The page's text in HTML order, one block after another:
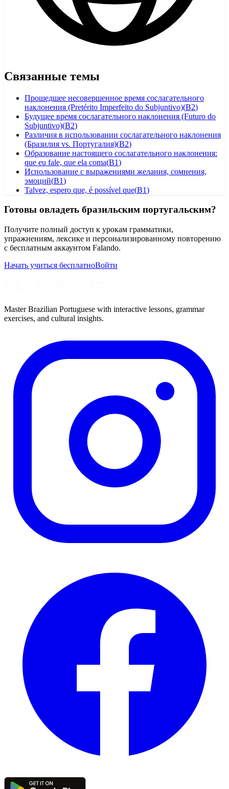
Связанные темы
Прошедшее несовершенное время сослагательного
наклонения (Pretérito Imperfeito do Subjuntivo)(B2)
Будущее время сослагательного наклонения (Futuro do
Subjuntivo)(B2)
Различия в использовании сослагательного наклонения
(Бразилия vs. Португалия)(B2)
Образование настоящего сослагательного наклонения:
que eu fale, que ela coma(B1)
Использование с выражениями желания, сомнения,
эмоций(B1)
Talvez, espero que, é possível que(B1)
Готовы овладеть бразильским португальским?
Получите полный доступ к урокам грамматики,
упражнениям, лексике и персонализированному повторению
с бесплатным аккаунтом Falando.
Начать учиться бесплатноВойти
Master Brazilian Portuguese with interactive lessons, grammar
exercises, and cultural insights.